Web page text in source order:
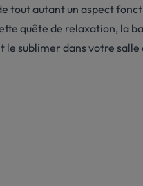
tout autant un aspect
quête de relaxation, la
sublimer dans votre salle